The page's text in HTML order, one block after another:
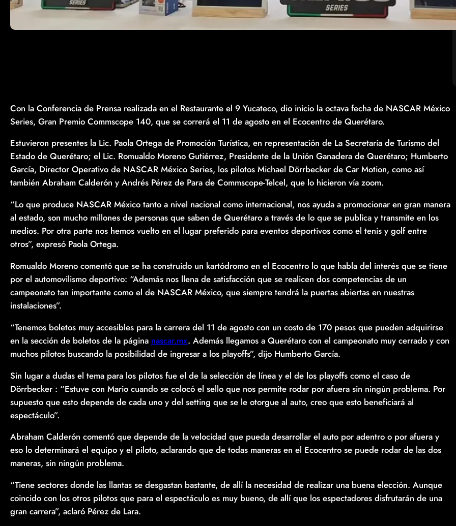
Con la Conferencia de Prensa realizada en el Restaurante el 9 Yucateco, dio inicio la octava fecha de NASCAR México
Series, Gran Premio Commscope 140, que se correrá el 11 de agosto en el Ecocentro de Querétaro.
Estuvieron presentes la Lic. Paola Ortega de Promoción Turística, en representación de La Secretaría de Turismo del
Estado de Querétaro; el Lic. Romualdo Moreno Gutiérrez, Presidente de la Unión Ganadera de Querétaro; Humberto
García, Director Operativo de NASCAR México Series, los pilotos Michael Dörrbecker de Car Motion, como así
también Abraham Calderón y Andrés Pérez de Para de Commscope-Telcel, que lo hicieron vía zoom.
“Lo que produce NASCAR México tanto a nivel nacional como internacional, nos ayuda a promocionar en gran manera
al estado, son mucho millones de personas que saben de Querétaro a través de lo que se publica y transmite en los
medios. Por otra parte nos hemos vuelto en el lugar preferido para eventos deportivos como el tenis y golf entre
otros”, expresó Paola Ortega.
Romualdo Moreno comentó que se ha construido un kartódromo en el Ecocentro lo que habla del interés que se tiene
por el automovilismo deportivo: “Además nos llena de satisfacción que se realicen dos competencias de un
campeonato tan importante como el de NASCAR México, que siempre tendrá la puertas abiertas en nuestras
instalaciones”.
“Tenemos boletos muy accesibles para la carrera del 11 de agosto con un costo de 170 pesos que pueden adquirirse
en la sección de boletos de la página nascar.mx. Además llegamos a Querétaro con el campeonato muy cerrado y con
muchos pilotos buscando la posibilidad de ingresar a los playoffs”, dijo Humberto García.
Sin lugar a dudas el tema para los pilotos fue el de la selección de línea y el de los playoffs como el caso de
Dörrbecker : “Estuve con Mario cuando se colocó el sello que nos permite rodar por afuera sin ningún problema. Por
supuesto que esto depende de cada uno y del setting que se le otorgue al auto, creo que esto beneficiará al
espectáculo”.
Abraham Calderón comentó que depende de la velocidad que pueda desarrollar el auto por adentro o por afuera y
eso lo determinará el equipo y el piloto, aclarando que de todas maneras en el Ecocentro se puede rodar de las dos
maneras, sin ningún problema.
“Tiene sectores donde las llantas se desgastan bastante, de allí la necesidad de realizar una buena elección. Aunque
coincido con los otros pilotos que para el espectáculo es muy bueno, de allí que los espectadores disfrutarán de una
gran carrera”, aclaró Pérez de Lara.